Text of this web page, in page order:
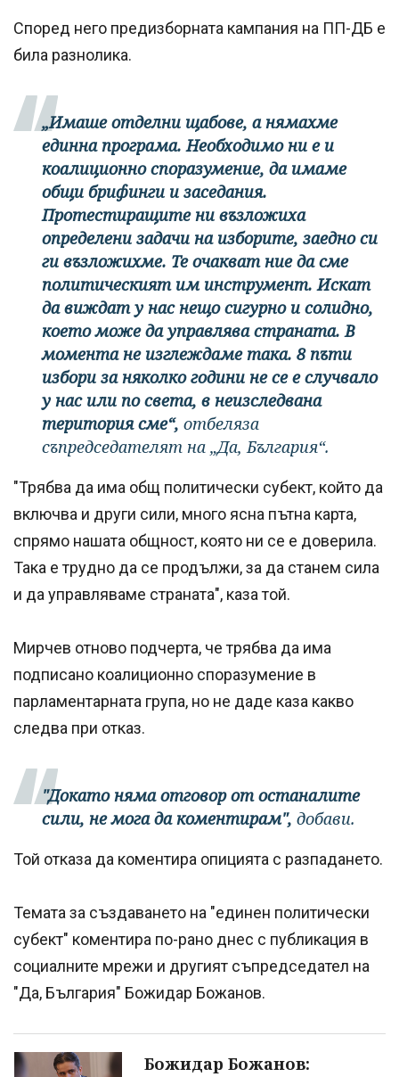
Според него предизборната кампания на ПП-ДБ е
била разнолика.
„Имаше отделни щабове, а нямахме
единна програма. Необходимо ни е и
коалиционно споразумение, да имаме
общи брифинги и заседания.
Протестиращите ни възложиха
определени задачи на изборите, заедно си
ги възложихме. Те очакват ние да сме
политическият им инструмент. Искат
да виждат у нас нещо сигурно и солидно,
което може да управлява страната. В
момента не изглеждаме така. 8 пъти
избори за няколко години не се е случвало
у нас или по света, в неизследвана
територия сме“, отбеляза
съпредседателят на „Да, България“.
"Трябва да има общ политически субект, който да
включва и други сили, много ясна пътна карта,
спрямо нашата общност, която ни се е доверила.
Така е трудно да се продължи, за да станем сила
и да управляваме страната", каза той.
Мирчев отново подчерта, че трябва да има
подписано коалиционно споразумение в
парламентарната група, но не даде каза какво
следва при отказ.
"Докато няма отговор от останалите
сили, не мога да коментирам", добави.
Той отказа да коментира опицията с разпадането.
Темата за създаването на "единен политически
субект" коментира по-рано днес с публикация в
социалните мрежи и другият съпредседател на
"Да, България" Божидар Божанов.
Божидар Божанов: